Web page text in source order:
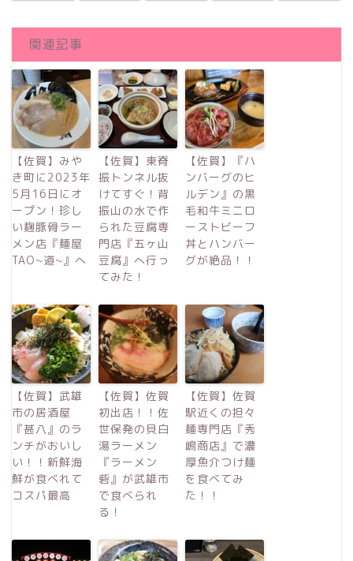
関連記事
【佐賀】みや
き町に2023年
5月16日にオ
ープン！珍し
い麹豚骨ラー
メン店『麺屋
TAO~道~』へ
【佐賀】東脊
振トンネル抜
けてすぐ！背
振山の水で作
られた豆腐専
門店『五ヶ山
豆腐』へ行っ
てみた！
【佐賀】『ハ
ンバーグのヒ
ルデン』の黒
毛和牛ミニロ
ーストビーフ
丼とハンバー
グが絶品！！
【佐賀】武雄
市の居酒屋
『甚八』のラ
ンチがおいし
い！！新鮮海
鮮が食べれて
コスパ最高
【佐賀】佐賀
初出店！！佐
世保発の貝白
湯ラーメン
『ラーメン
砦』が武雄市
で食べられ
る！
【佐賀】佐賀
駅近くの担々
麺専門店『秀
嶋商店』で濃
厚魚介つけ麺
を食べてみ
た！！